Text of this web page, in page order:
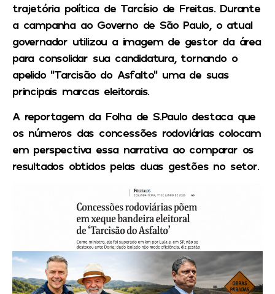
trajetória política de Tarcísio de Freitas. Durante
a campanha ao Governo de São Paulo, o atual
governador utilizou a imagem de gestor da área
para consolidar sua candidatura, tornando o
apelido “Tarcisão do Asfalto” uma de suas
principais marcas eleitorais.
A reportagem da Folha de S.Paulo destaca que
os números das concessões rodoviárias colocam
em perspectiva essa narrativa ao comparar os
resultados obtidos pelas duas gestões no setor.